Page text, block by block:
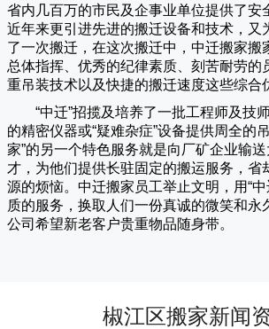
省内几百万的市民及企事业单位提供了安
近年来更引进先进的搬迁设备和技术，又
了一次搬迁，在这次搬迁中， 中迁搬家搬
总体指挥、优秀的纪律素质、刻苦耐劳的
重吊装技术以及快捷的搬迁速度这些综合
“中迁”招揽及培养了一批工程师及技
的精密仪器或“疑难杂症”设备提供周全的
家”的另一个特色服务就是向厂矿企业输
才，为他们提供长驻固定的搬运服务，省
源的烦恼。 中迁搬家员工举止文明，用“
质的服务，换取人们一份真诚的微笑和永
公司希望新老客户贵重物品随身带。
椒江区搬家新闻